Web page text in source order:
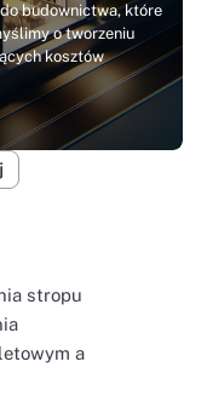
budownictwa, które
o tworzeniu
kosztów
stropu
a